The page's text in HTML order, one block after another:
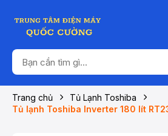
Trang chủ
Tủ Lạnh Toshiba
Tủ lạnh Toshiba Inverter 180 lít